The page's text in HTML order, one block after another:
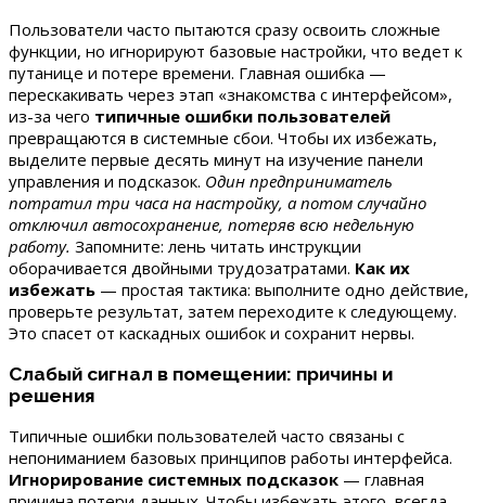
Пользователи часто пытаются сразу освоить сложные
функции, но игнорируют базовые настройки, что ведет к
путанице и потере времени. Главная ошибка —
перескакивать через этап «знакомства с интерфейсом»,
из-за чего типичные ошибки пользователей
превращаются в системные сбои. Чтобы их избежать,
выделите первые десять минут на изучение панели
управления и подсказок. Один предприниматель
потратил три часа на настройку, а потом случайно
отключил автосохранение, потеряв всю недельную
работу. Запомните: лень читать инструкции
оборачивается двойными трудозатратами. Как их
избежать — простая тактика: выполните одно действие,
проверьте результат, затем переходите к следующему.
Это спасет от каскадных ошибок и сохранит нервы.
Слабый сигнал в помещении: причины и
решения
Типичные ошибки пользователей часто связаны с
непониманием базовых принципов работы интерфейса.
Игнорирование системных подсказок — главная